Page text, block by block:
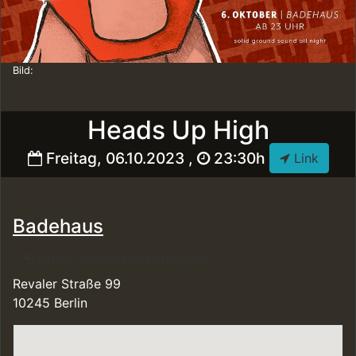
Heads Up High
Freitag, 06.10.2023 , 23:30h Link
Bild:
Badehaus
Revaler Straße 99
10245 Berlin